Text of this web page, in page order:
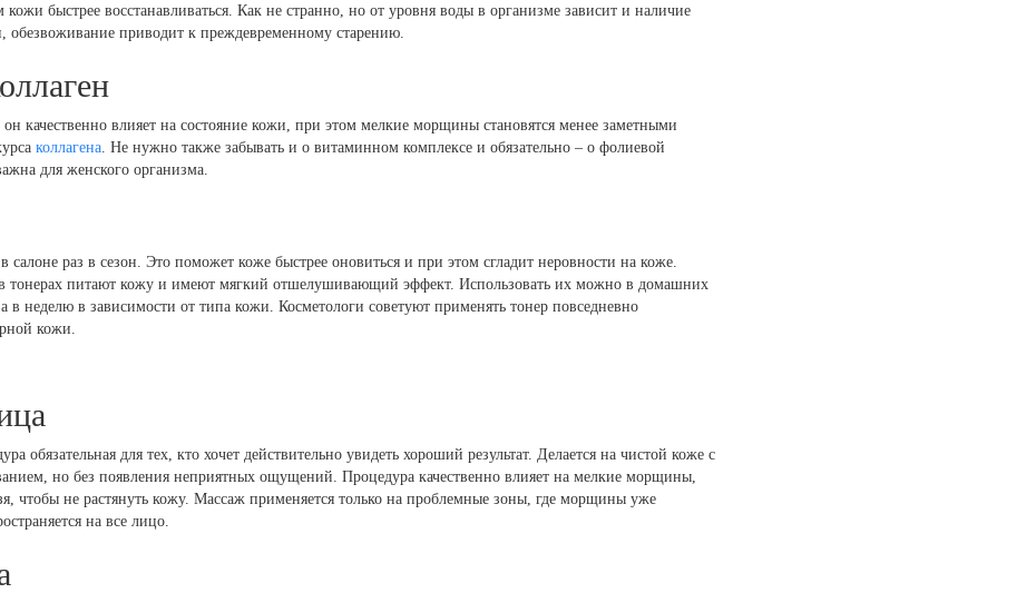
быстрее восстанавливаться. Как не странно, но от уровня воды в организме зависит и наличие
обезвоживание приводит к преждевременному старению.
качественно влияет на состояние кожи, при этом мелкие морщины становятся менее заметными
коллагена . Не нужно также забывать и о витаминном комплексе и обязательно – о фолиевой
для женского организма.
салоне раз в сезон. Это поможет коже быстрее оновиться и при этом сгладит неровности на коже.
тонерах питают кожу и имеют мягкий отшелушивающий эффект. Использовать их можно в домашних
в неделю в зависимости от типа кожи. Косметологи советуют применять тонер повседневно
кожи.
обязательная для тех, кто хочет действительно увидеть хороший результат. Делается на чистой коже с
но без появления неприятных ощущений. Процедура качественно влияет на мелкие морщины,
чтобы не растянуть кожу. Массаж применяется только на проблемные зоны, где морщины уже
на все лицо.